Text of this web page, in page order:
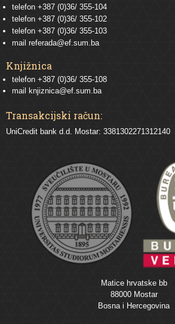
telefon +387 (0)36/ 355-104
telefon +387 (0)36/ 355-102
telefon +387 (0)36/ 355-103
mail referada@ef.sum.ba
Knjižnica
telefon +387 (0)36/ 355-108
mail
knjiznica@ef.sum.ba
Transakcijski račun:
UniCredit bank d.d. Mostar: 3381302271312140
Matice hrvatske bb
88000 Mostar
Bosna i Hercegovina